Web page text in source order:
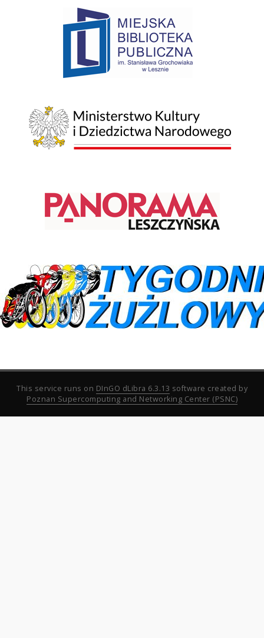
This service runs on DInGO dLibra 6.3.13 software created by
Poznan Supercomputing and Networking Center (PSNC)